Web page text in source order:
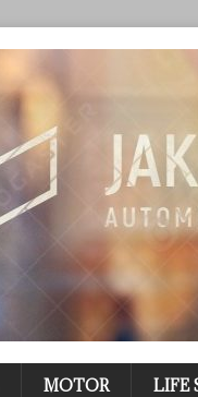
MOTOR LIFE